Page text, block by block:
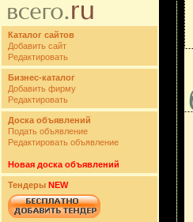
Каталог сайтов
Добавить сайт
Редактировать
Бизнес-каталог
Добавить фирму
Редактировать
Доска объявлений
Подать объявление
Редактировать объявление
Новая доска объявлений
Тендеры NEW